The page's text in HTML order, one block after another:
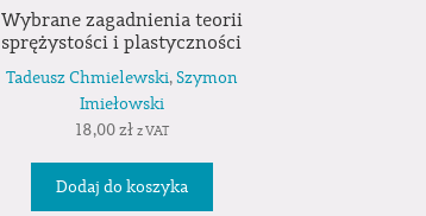
Wybrane zagadnienia teorii
sprężystości i plastyczności
Tadeusz Chmielewski,Szymon
Imiełowski
18,00zł z VAT
Dodaj do koszyka